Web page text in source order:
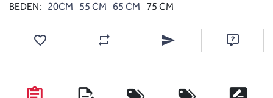
BEDEN: 20CM 55 CM 65 CM 75 CM
Karşılaştırma listesine ekleArkadaşına e-posta ile
Soru sor